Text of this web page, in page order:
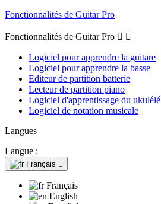
Fonctionnalités de Guitar Pro
Fonctionnalités de Guitar Pro  
Logiciel pour apprendre la guitare
Logiciel pour apprendre la basse
Editeur de partition batterie
Lecteur de partition piano
Logiciel d'apprentissage du ukulélé
Logiciel de notation musicale
Langues
Langue :
Français 
Français
English